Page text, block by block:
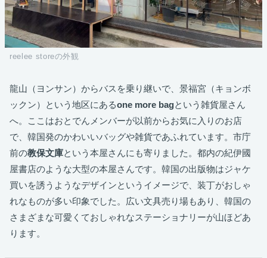
reelee storeの外観
龍山（ヨンサン）からバスを乗り継いで、景福宮（キョンボ
ックン）という地区にあるone more bagという雑貨屋さん
へ。ここはおとでんメンバーが以前からお気に入りのお店
で、韓国発のかわいいバッグや雑貨であふれています。市庁
前の教保文庫という本屋さんにも寄りました。都内の紀伊國
屋書店のような大型の本屋さんです。韓国の出版物はジャケ
買いを誘うようなデザインというイメージで、装丁がおしゃ
れなものが多い印象でした。広い文具売り場もあり、韓国の
さまざまな可愛くておしゃれなステーショナリーが山ほどあ
ります。